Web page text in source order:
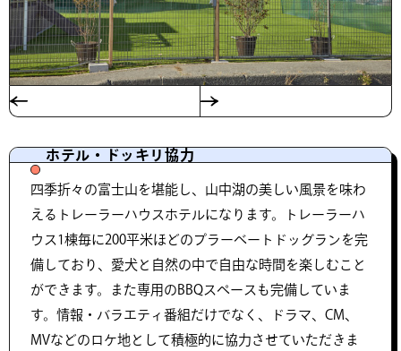
ホテル・ドッキリ協力
四季折々の富士山を堪能し、山中湖の美しい風景を味わ
えるトレーラーハウスホテルになります。トレーラーハ
ウス1棟毎に200平米ほどのプラーベートドッグランを完
備しており、愛犬と自然の中で自由な時間を楽しむこと
ができます。また専用のBBQスペースも完備していま
す。情報・バラエティ番組だけでなく、ドラマ、CM、
MVなどのロケ地として積極的に協力させていただきま